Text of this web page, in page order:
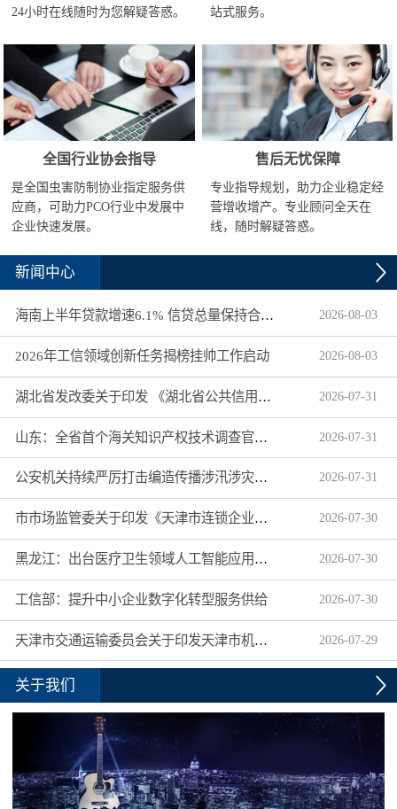
24小时在线随时为您解疑答惑。
站式服务。
全国行业协会指导
是全国虫害防制协业指定服务供
应商，可助力PCO行业中发展中
企业快速发展。
售后无忧保障
专业指导规划，助力企业稳定经
营增收增产。专业顾问全天在
线，随时解疑答惑。
新闻中心
海南上半年贷款增速6.1% 信贷总量保持合理平稳增长 2026-08-03
2026年工信领域创新任务揭榜挂帅工作启动 2026-08-03
湖北省发改委关于印发 《湖北省公共信用信息目录（2026年版）》的通知 2026-07-31
山东：全省首个海关知识产权技术调查官制度落地济南自贸片区 2026-07-31
公安机关持续严厉打击编造传播涉汛涉灾网络谣言 2026-07-31
市市场监管委关于印发《天津市连锁企业食品经营许可“先证后核”信用承诺审批实施办法》的通知 2026-07-30
黑龙江：出台医疗卫生领域人工智能应用工作实施方案 2026-07-30
工信部：提升中小企业数字化转型服务供给 2026-07-30
天津市交通运输委员会关于印发天津市机动车驾驶员培训机构及教练员综合信用评价管理办法的通知 2026-07-29
关于我们